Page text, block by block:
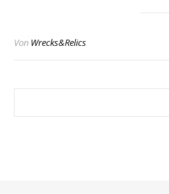
Von Wrecks&Relics